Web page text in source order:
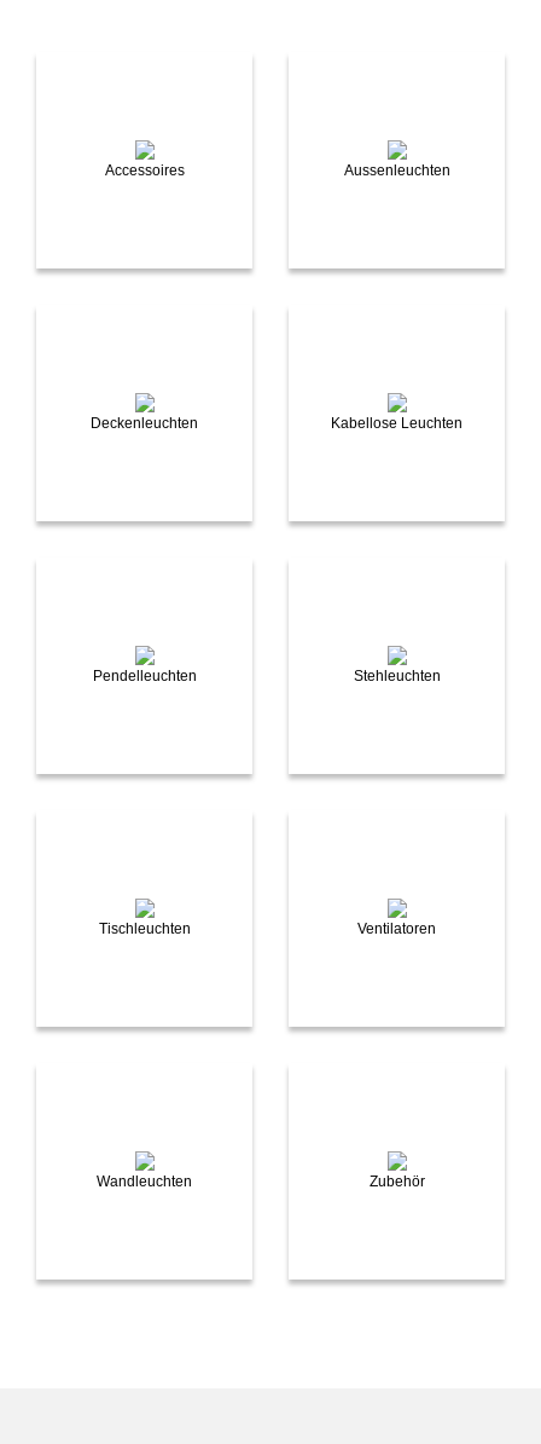
Accessoires Aussenleuchten
Deckenleuchten Kabellose Leuchten
Pendelleuchten Stehleuchten
Tischleuchten Ventilatoren
Wandleuchten Zubehör